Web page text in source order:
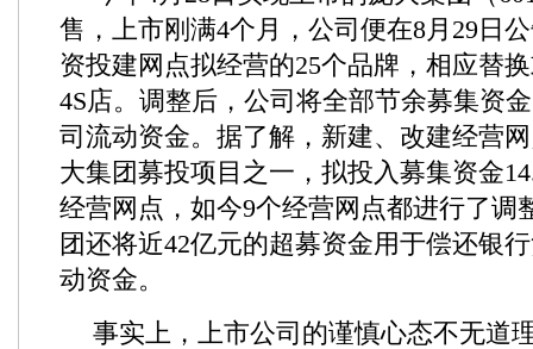
售，上市刚满4个月，公司便在8月29日
资投建网点拟经营的25个品牌，相应替
4S店。调整后，公司将全部节余募集资
司流动资金。据了解，新建、改建经营
大集团募投项目之一，拟投入募集资金
经营网点，如今9个经营网点都进行了调
团还将近42亿元的超募资金用于偿还银
动资金。
事实上，上市公司的谨慎心态不无道